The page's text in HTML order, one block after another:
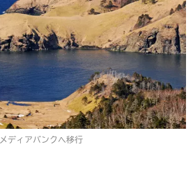
メディアバンクへ移行